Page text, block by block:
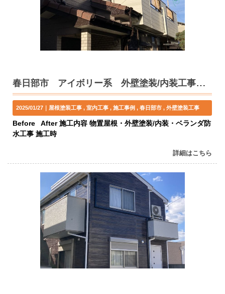
春日部市 アイボリー系 外壁塗装/内装工事 M様邸
2025/01/27｜ 屋根塗装工事 室内工事 施工事例 春日部市 外壁塗装工事
Before After 施工内容 物置屋根・外壁塗装/内装・ベランダ防
水工事 施工時
詳細はこちら